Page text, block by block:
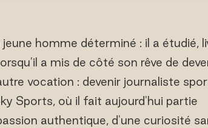
homme déterminé : il a étudié,
a mis de côté son rêve de
vocation : devenir journaliste
Sports, où il fait aujourd'hui partie
authentique, d'une curiosité